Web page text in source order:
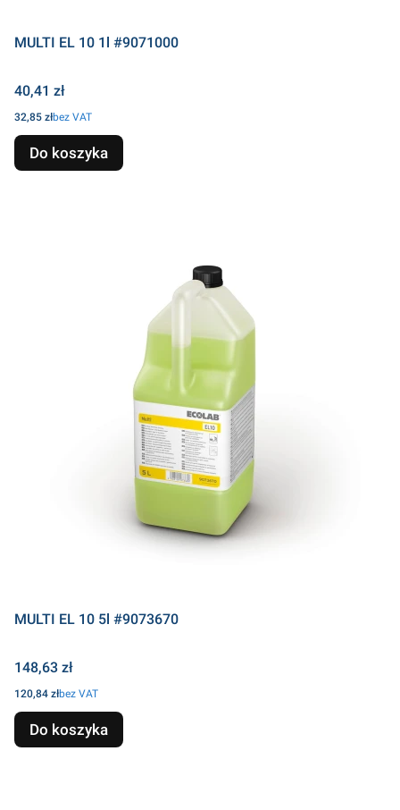
MULTI EL 10 1l #9071000
Cena
40,41 zł
Cena
32,85 złbez VAT
Do koszyka
MULTI EL 10 5l #9073670
Cena
148,63 zł
Cena
120,84 złbez VAT
Do koszyka